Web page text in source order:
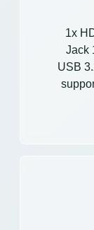
1x
Jack
USB